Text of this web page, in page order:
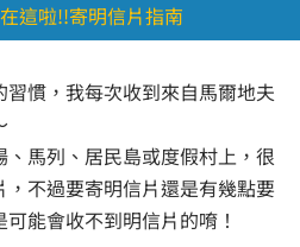
這啦!!寄明信片指南
慣，我每次收到來自馬爾地夫
馬列、居民島或度假村上，很
不過要寄明信片還是有幾點要
能會收不到明信片的唷！